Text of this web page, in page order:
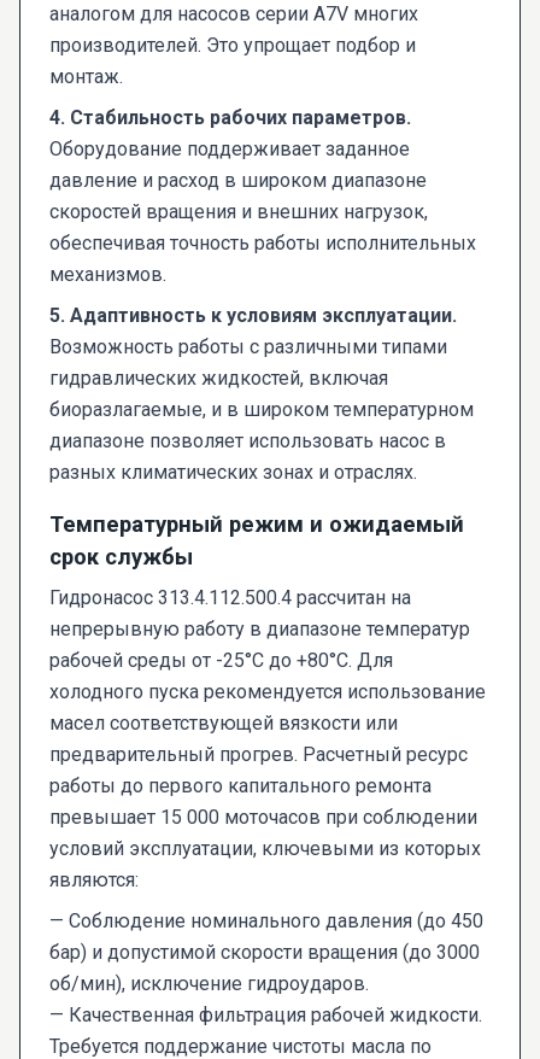
аналогом для насосов серии A7V многих
производителей. Это упрощает подбор и
монтаж.
4. Стабильность рабочих параметров.
Оборудование поддерживает заданное
давление и расход в широком диапазоне
скоростей вращения и внешних нагрузок,
обеспечивая точность работы исполнительных
механизмов.
5. Адаптивность к условиям эксплуатации.
Возможность работы с различными типами
гидравлических жидкостей, включая
биоразлагаемые, и в широком температурном
диапазоне позволяет использовать насос в
разных климатических зонах и отраслях.
Температурный режим и ожидаемый
срок службы
Гидронасос 313.4.112.500.4 рассчитан на
непрерывную работу в диапазоне температур
рабочей среды от -25°C до +80°C. Для
холодного пуска рекомендуется использование
масел соответствующей вязкости или
предварительный прогрев. Расчетный ресурс
работы до первого капитального ремонта
превышает 15 000 моточасов при соблюдении
условий эксплуатации, ключевыми из которых
являются:
— Соблюдение номинального давления (до 450
бар) и допустимой скорости вращения (до 3000
об/мин), исключение гидроударов.
— Качественная фильтрация рабочей жидкости.
Требуется поддержание чистоты масла по